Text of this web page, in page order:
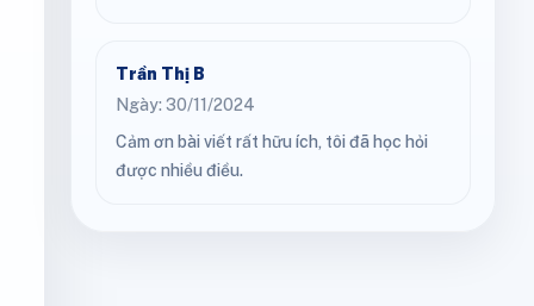
Trần Thị B
Ngày: 30/11/2024
Cảm ơn bài viết rất hữu ích, tôi đã học hỏi
được nhiều điều.